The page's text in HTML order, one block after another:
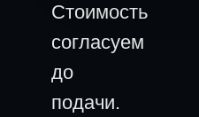
Стоимость
согласуем
до
подачи.